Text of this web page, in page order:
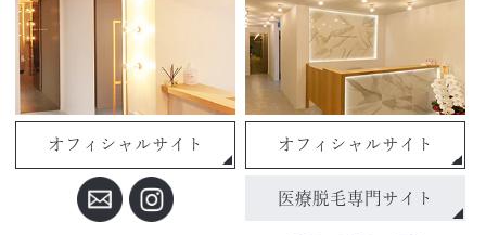
オフィシャルサイト オフィシャルサイト
医療脱毛専門サイト